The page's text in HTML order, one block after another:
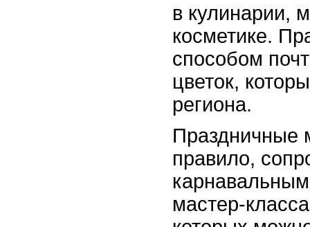
в кулинарии,
косметике.
способом
цветок,
региона.
Праздничные
правило,
мастер-